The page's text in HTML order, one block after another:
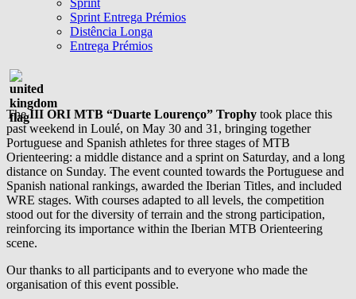
Sprint
Sprint Entrega Prémios
Distência Longa
Entrega Prémios
TheIII ORI MTB “Duarte Lourenço” Trophy took place this
past weekend in Loulé, on May 30 and 31, bringing together
Portuguese and Spanish athletes for three stages of MTB
Orienteering: a middle distance and a sprint on Saturday, and a long
distance on Sunday. The event counted towards the Portuguese and
Spanish national rankings, awarded the Iberian Titles, and included
WRE stages. With courses adapted to all levels, the competition
stood out for the diversity of terrain and the strong participation,
reinforcing its importance within the Iberian MTB Orienteering
scene.
Our thanks to all participants and to everyone who made the
organisation of this event possible.